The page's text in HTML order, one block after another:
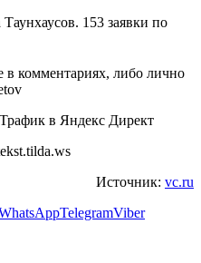
в комментариях, либо лично
в Яндекс Директ
Источник: vc.ru
TelegramViber